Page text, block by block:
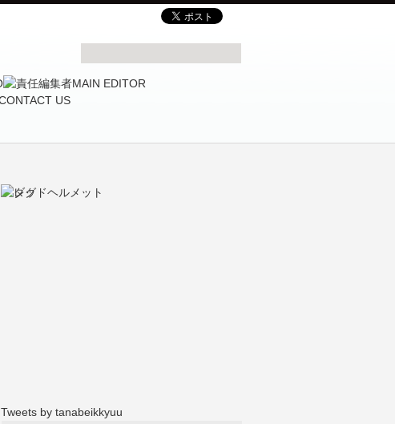
Tweets by tanabeikkyuu